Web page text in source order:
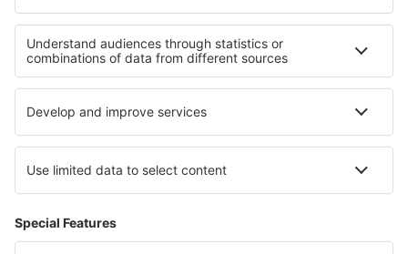
Hotels in Calabrië Hotels in Dolomites
Hotels op Sardinië Hotels in Malaysian Borneo
Hotels in Lower Saxony Hotels in North Africa
Hotels in Masovian Hotels in Krkonose Mountains